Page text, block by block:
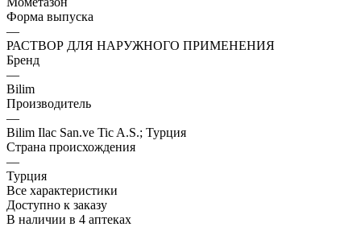
Форма выпуска
—
РАСТВОР ДЛЯ НАРУЖНОГО ПРИМЕНЕНИЯ
Бренд
—
Bilim
Производитель
—
Bilim Ilac San.ve Tic A.S.; Турция
Страна происхождения
—
Турция
Все характеристики
Доступно к заказу
В наличии в 4 аптеках